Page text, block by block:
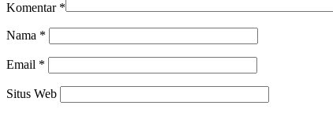
Komentar *
Nama *
Email *
Situs Web